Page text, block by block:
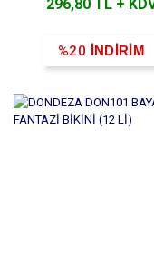
296,80 TL +
%20 İNDİRİM